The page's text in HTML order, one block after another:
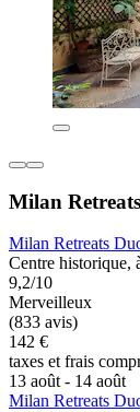
Milan
Milan Retreats
Centre historique,
9,2/10
Merveilleux
(833 avis)
142 €
taxes et frais
13 août - 14 août
Milan Retreats